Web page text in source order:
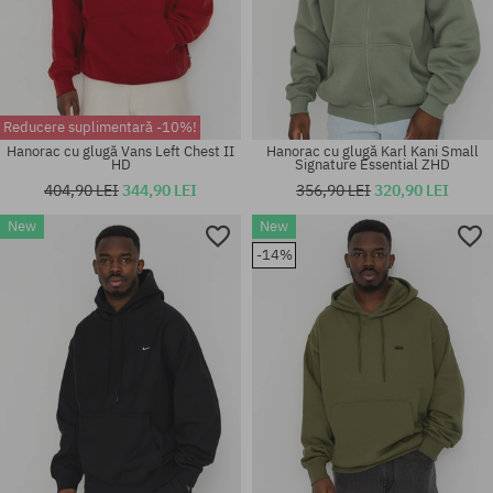
Mărimi existente:
M; L; XL; XXL
Mărimi existente:
M; L; XL
Reducere suplimentară -10%!
Hanorac cu glugă Vans Left Chest II
HD
404,90 LEI344,90 LEI
Hanorac cu glugă Karl Kani Small
Signature Essential ZHD
356,90 LEI320,90 LEI
New
New
-14%